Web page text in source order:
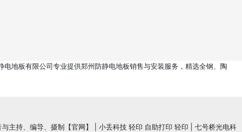
地板有限公司专业提供郑州防静电地板销售与安装服务，精选全钢、陶
主持、编导、摄制【官网】 小丢科技 轻印 自助打印 轻印
七号桥光电科